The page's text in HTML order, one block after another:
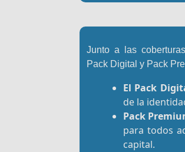
Junto a las
Pack Digital y Pack
El Pack
de la
Pack
para todos
capital.